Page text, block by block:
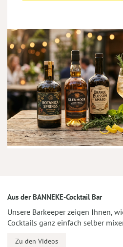
Aus der BANNEKE-Cocktail Bar
Unsere Barkeeper zeigen Ihnen,
Cocktails ganz einfach selber
Zu den Videos